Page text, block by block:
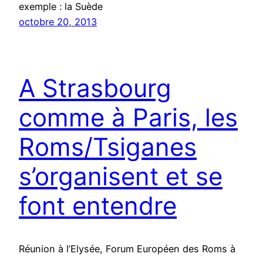
exemple : la Suède
octobre 20, 2013
A Strasbourg
comme à Paris, les
Roms/Tsiganes
s’organisent et se
font entendre
Réunion à l’Elysée, Forum Européen des Roms à